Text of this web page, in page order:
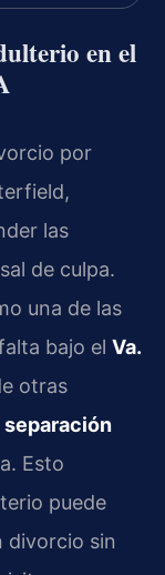
en el
por
las
de culpa.
una de las
bajo el Va.
otras
separación
Esto
puede
divorcio sin